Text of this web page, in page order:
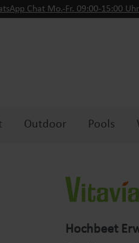
Chat Mo.-Fr. 09:00-15:00 Uhr
Outdoor Pools
Hochbeet